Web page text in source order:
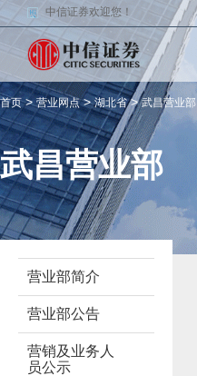
中信证券欢迎您！
首页>营业网点>湖北省>武昌营业部
武昌营业部
营业部简介
营业部公告
营销及业务人
员公示